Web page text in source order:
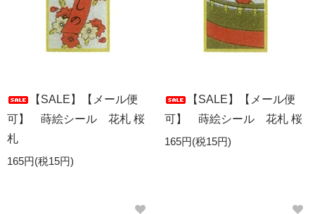
【SALE】【メール便
可】 蒔絵シール 花札 桜
札
165円(税15円)
【SALE】【メール便
可】 蒔絵シール 花札 桜
165円(税15円)